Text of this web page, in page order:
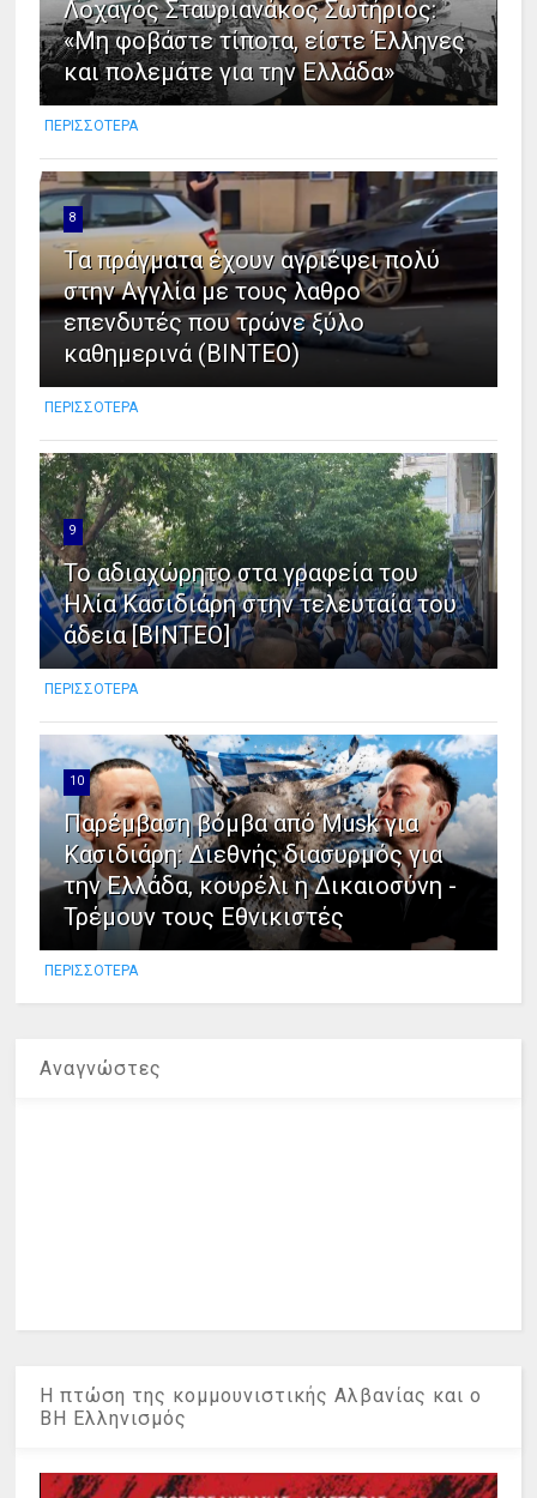
Λοχαγός Σταυριανάκος Σωτήριος:
«Μη φοβάστε τίποτα, είστε Έλληνες
και πολεμάτε για την Ελλάδα»
ΠΕΡΙΣΣΟΤΕΡΑ
8
Tα πράγματα έχουν αγριέψει πολύ
στην Αγγλία με τους λαθρο
επενδυτές που τρώνε ξύλο
καθημερινά (ΒΙΝΤΕΟ)
ΠΕΡΙΣΣΟΤΕΡΑ
9
Το αδιαχώρητο στα γραφεία του
Ηλία Κασιδιάρη στην τελευταία του
άδεια [ΒΙΝΤΕΟ]
ΠΕΡΙΣΣΟΤΕΡΑ
10
Παρέμβαση βόμβα από Musk για
Κασιδιάρη: Διεθνής διασυρμός για
την Ελλάδα, κουρέλι η Δικαιοσύνη -
Τρέμουν τους Εθνικιστές
ΠΕΡΙΣΣΟΤΕΡΑ
Αναγνώστες
Η πτώση της κομμουνιστικής Αλβανίας και ο
ΒΗ Ελληνισμός